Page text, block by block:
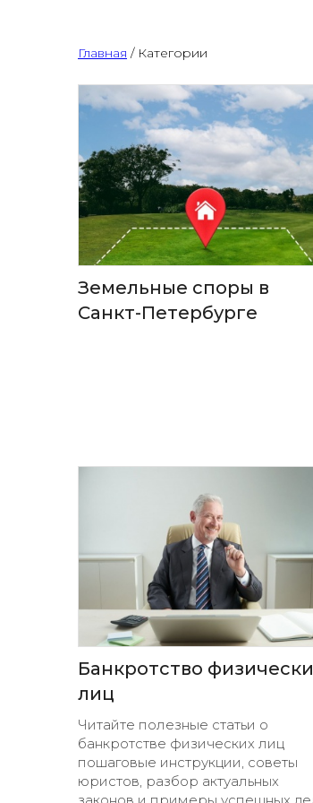
Главная / Категории
Земельные споры в
Санкт-Петербурге
Банкротство
лиц
Читайте полезные статьи о
банкротстве физических лиц
пошаговые инструкции, советы
юристов, разбор актуальных